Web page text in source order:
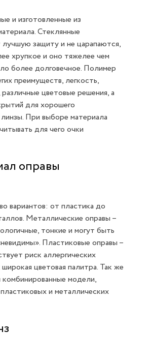
и изготовленные из
Стеклянные
защиту и не царапаются,
хрупкое и оно тяжелее чем
более долговечное. Полимер
преимуществ, легкость,
цветовые решения, а
для хорошего
При выборе материала
для чего очки
оправы
вариантов: от пластика до
Металлические оправы –
тонкие и могут быть
Пластиковые оправы –
риск аллергических
цветовая палитра. Так же
модели,
и металлических